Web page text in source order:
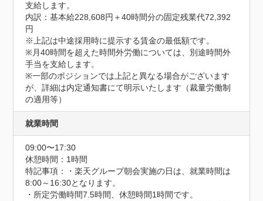
支給します。
内訳：基本給228,608円＋40時間分の固定残業代72,392
円
※上記は中途採用時に提示する賃金の最低額です。
※月40時間を超えた時間外労働については、別途時間外
手当を支給します。
※一部のポジションでは上記と異なる場合がございます
が、詳細は内定通知書にて明示いたします（裁量労働制
の適用等）
就業時間
09:00〜17:30
休憩時間：1時間
特記事項：・楽天グループ朝会実施の日は、就業時間は
8:00～16:30となります。
・所定労働時間7.5時間、休憩時間1時間です。